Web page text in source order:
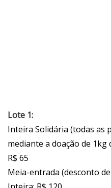
Lote 1:
Inteira Solidária (todas as
mediante a doação de
R$ 65
Meia-entrada (desconto de